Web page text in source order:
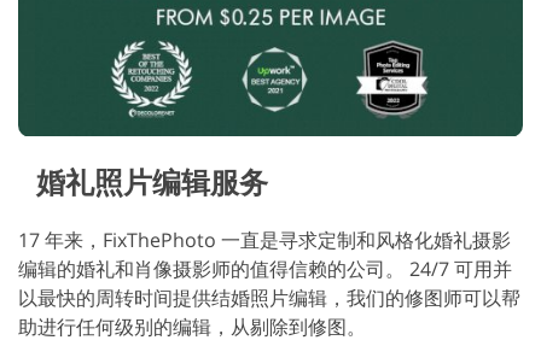
婚礼照片编辑服务
17 年来，FixThePhoto 一直是寻求定制和风格化婚礼摄影
编辑的婚礼和肖像摄影师的值得信赖的公司。 24/7 可用并
以最快的周转时间提供结婚照片编辑，我们的修图师可以帮
助进行任何级别的编辑，从剔除到修图。